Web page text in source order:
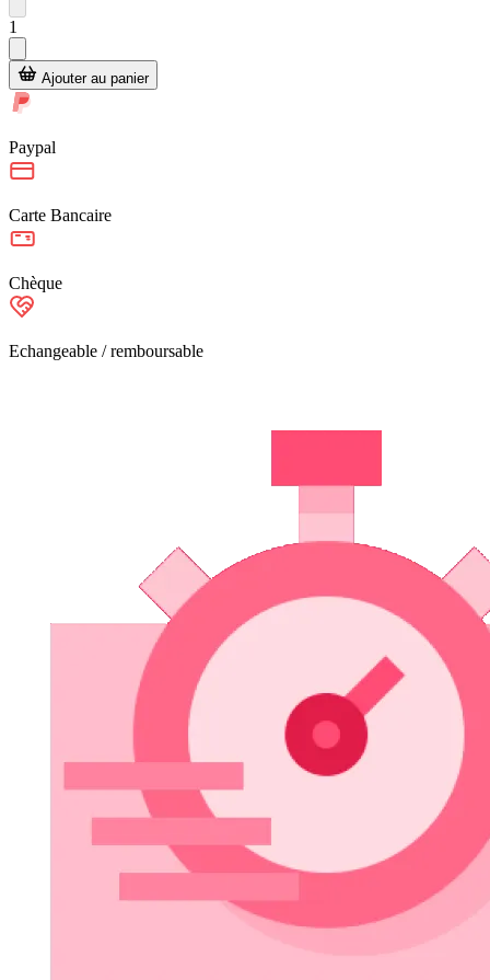
1
Ajouter au panier
Paypal
Carte Bancaire
Chèque
Echangeable / remboursable